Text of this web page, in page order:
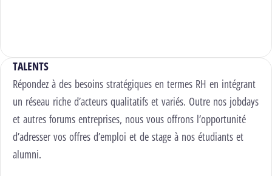
TALENTS
Répondez à des besoins stratégiques en termes RH en intégrant
un réseau riche d’acteurs qualitatifs et variés. Outre nos jobdays
et autres forums entreprises, nous vous offrons l’opportunité
d’adresser vos offres d’emploi et de stage à nos étudiants et
alumni.